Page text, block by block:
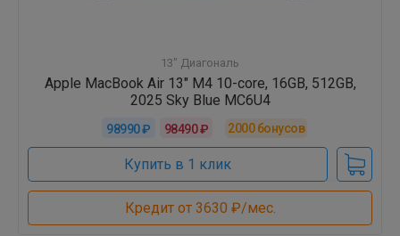
13" Диагональ
Apple MacBook Air 13" M4 10-core, 16GB, 512GB,
2025 Sky Blue MC6U4
98990 ₽ 98490 ₽ 2000бонусов
Купить в 1 клик
Кредит от 3630 ₽/мес.